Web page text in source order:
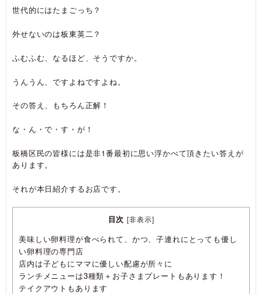
世代的にはたまごっち？
外せないのは板東英二？
ふむふむ、なるほど、そうですか。
うんうん、ですよねですよね。
その答え、もちろん正解！
な・ん・で・す・が！
板橋区民の皆様には是非1番最初に思い浮かべて頂きたい答えが
あります。
それが本日紹介するお店です。
目次 [非表示]
美味しい卵料理が食べられて、かつ、子連れにとっても優し
い卵料理の専門店
店内は子どもにママに優しい配慮が所々に
ランチメニューは3種類＋お子さまプレートもあります！
テイクアウトもあります